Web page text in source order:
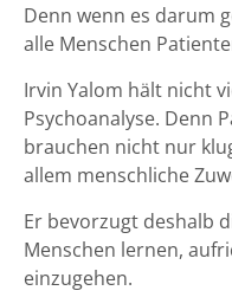
Denn wenn es darum
alle Menschen
Irvin Yalom hält nicht
Psychoanalyse. Denn
brauchen nicht nur
allem menschliche
Er bevorzugt deshalb
Menschen lernen,
einzugehen.